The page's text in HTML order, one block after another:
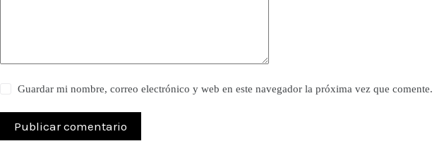
Guardar mi nombre, correo electrónico y web en este navegador la próxima vez que comente.
Publicar comentario